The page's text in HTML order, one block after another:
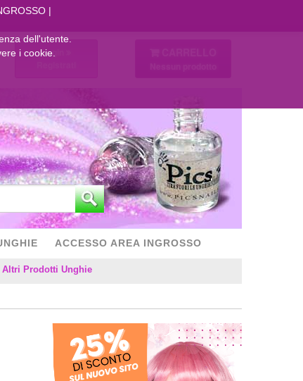
Login
Altri Prodotti Unghie
ACCESSO AREA INGROSSO
dell'utente.
i cookie.